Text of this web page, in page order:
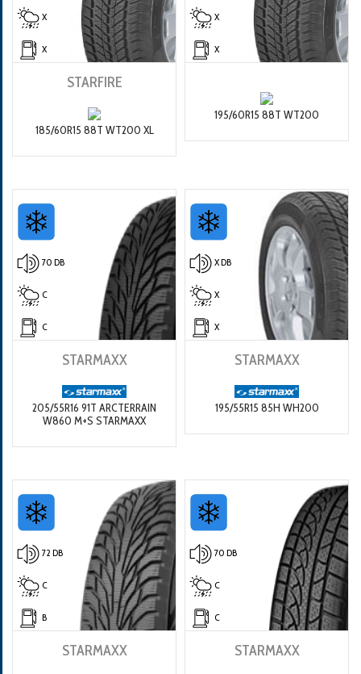
X
X
STARFIRE
185/60R15 88T WT200 XL
X
X
195/60R15 88T WT200
70 DB
C
C
STARMAXX
205/55R16 91T ARCTERRAIN
W860 M+S STARMAXX
X DB
X
X
STARMAXX
195/55R15 85H WH200
72 DB
C
B
STARMAXX
70 DB
C
C
STARMAXX